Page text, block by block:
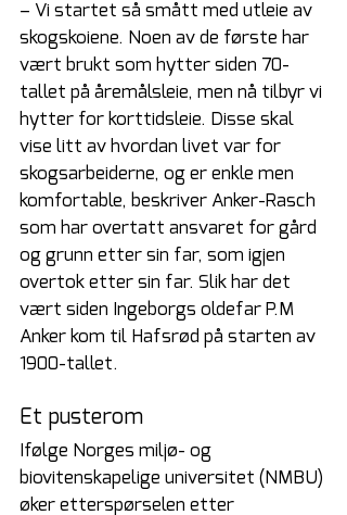
– Vi startet så smått med utleie av
skogskoiene. Noen av de første har
vært brukt som hytter siden 70-
tallet på åremålsleie, men nå tilbyr vi
hytter for korttidsleie. Disse skal
vise litt av hvordan livet var for
skogsarbeiderne, og er enkle men
komfortable, beskriver Anker-Rasch
som har overtatt ansvaret for gård
og grunn etter sin far, som igjen
overtok etter sin far. Slik har det
vært siden Ingeborgs oldefar P.M
Anker kom til Hafsrød på starten av
1900-tallet.
Et pusterom
Ifølge Norges miljø- og
biovitenskapelige universitet (NMBU)
øker etterspørselen etter